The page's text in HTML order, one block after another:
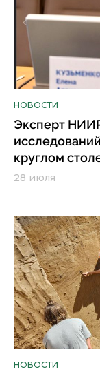
НОВОСТИ
Эксперт
круглом
28 июля
НОВОСТИ